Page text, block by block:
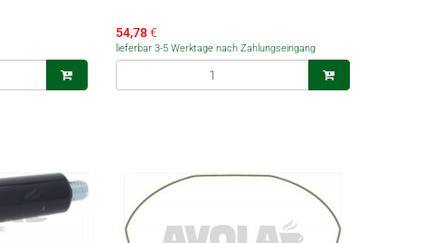
54,78€
lieferbar 3-5 Werktage nach Zahlungseingang